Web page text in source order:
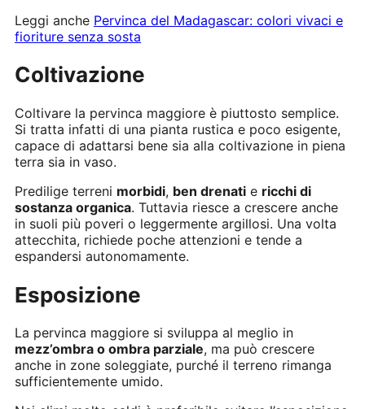
Leggi anche Pervinca del Madagascar: colori vivaci e
fioriture senza sosta
Coltivazione
Coltivare la pervinca maggiore è piuttosto semplice.
Si tratta infatti di una pianta rustica e poco esigente,
capace di adattarsi bene sia alla coltivazione in piena
terra sia in vaso.
Predilige terreni morbidi, ben drenati e ricchi di
sostanza organica. Tuttavia riesce a crescere anche
in suoli più poveri o leggermente argillosi. Una volta
attecchita, richiede poche attenzioni e tende a
espandersi autonomamente.
Esposizione
La pervinca maggiore si sviluppa al meglio in
mezz’ombra o ombra parziale, ma può crescere
anche in zone soleggiate, purché il terreno rimanga
sufficientemente umido.